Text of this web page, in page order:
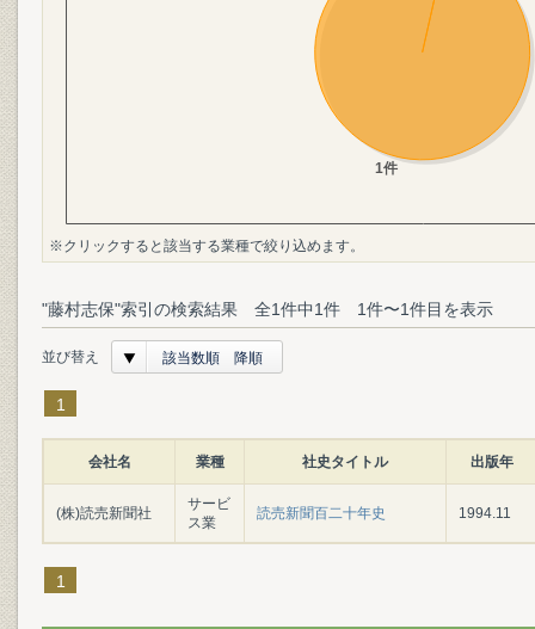
※クリックすると該当する業種で絞り込めます。
"藤村志保"索引の検索結果 全1件中1件 1件〜1件目を表示
並び替え 該当数順 降順
1
会社名 業種 社史タイトル 出版年
(株)読売新聞社
サービ
ス業
読売新聞百二十年史 1994.11
1